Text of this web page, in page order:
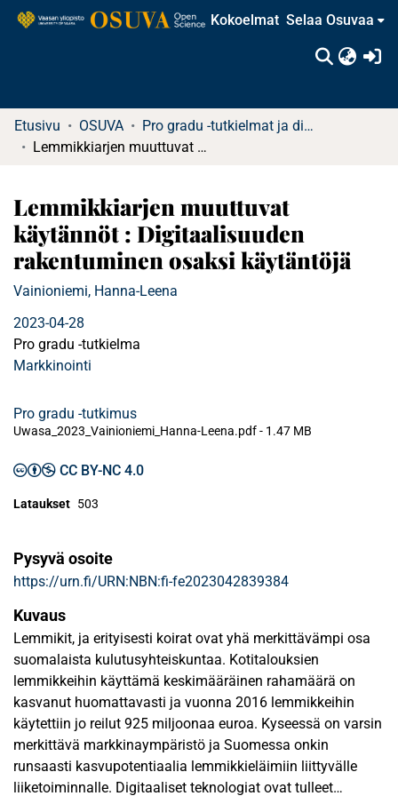
Kokoelmat Selaa Osuvaa
Etusivu OSUVA
Pro gradu -tutkielmat ja diplomityöt
Lemmikkiarjen muuttuvat käytännöt : Digitaalisuuden rakentuminen osaksi käytäntöjä
Lemmikkiarjen muuttuvat
käytännöt : Digitaalisuuden
rakentuminen osaksi käytäntöjä
Vainioniemi, Hanna-Leena
2023-04-28
Pro gradu -tutkielma
Markkinointi
Pro gradu -tutkimus
Uwasa_2023_Vainioniemi_Hanna-Leena.pdf - 1.47 MB
CC BY-NC 4.0
Lataukset 503
Pysyvä osoite
https://urn.fi/URN:NBN:fi-fe2023042839384
Kuvaus
Lemmikit, ja erityisesti koirat ovat yhä merkittävämpi osa
suomalaista kulutusyhteiskuntaa. Kotitalouksien
lemmikkeihin käyttämä keskimääräinen rahamäärä on
kasvanut huomattavasti ja vuonna 2016 lemmikkeihin
käytettiin jo reilut 925 miljoonaa euroa. Kyseessä on varsin
merkittävä markkinaympäristö ja Suomessa onkin
runsaasti kasvupotentiaalia lemmikkieläimiin liittyvälle
liiketoiminnalle. Digitaaliset teknologiat ovat tulleet